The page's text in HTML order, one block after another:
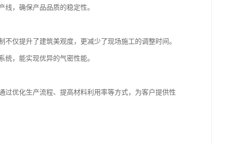
，确保产品品质的稳定性。
仅提升了建筑美观度，更减少了现场施工的调整时间。
，能实现优异的气密性能。
优化生产流程、提高材料利用率等方式，为客户提供性